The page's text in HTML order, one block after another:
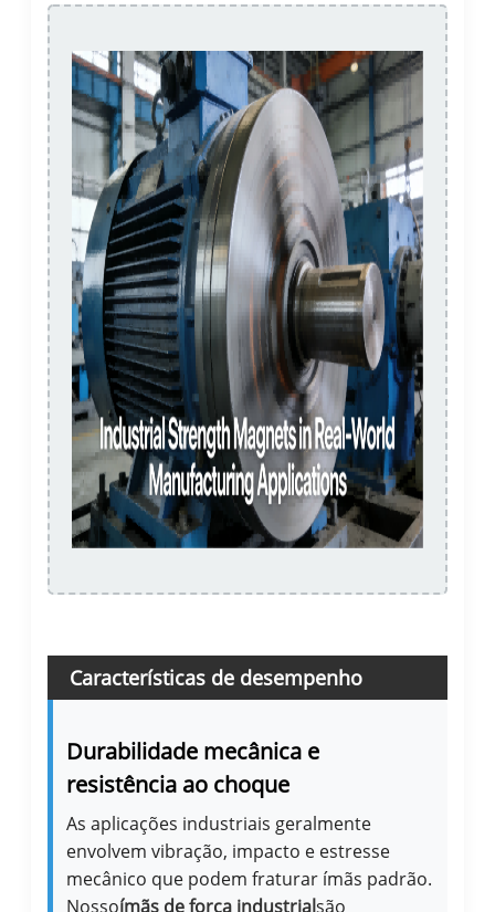
Características de desempenho
Durabilidade mecânica e
resistência ao choque
As aplicações industriais geralmente
envolvem vibração, impacto e estresse
mecânico que podem fraturar ímãs padrão.
Nossoímãs de força industrialsão